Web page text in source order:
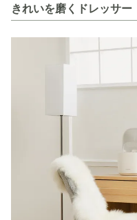
きれいを磨くドレッサー